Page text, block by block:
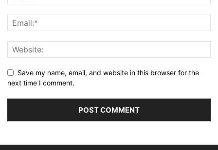
Save my name, email, and website in this browser for the
next time I comment.